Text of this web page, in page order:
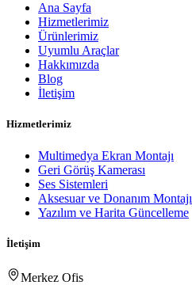
Ana Sayfa
Hizmetlerimiz
Ürünlerimiz
Uyumlu Araçlar
Hakkımızda
Blog
İletişim
Hizmetlerimiz
Multimedya Ekran Montajı
Geri Görüş Kamerası
Ses Sistemleri
Aksesuar ve Donanım Montajı
Yazılım ve Harita Güncelleme
İletişim
Merkez Ofis